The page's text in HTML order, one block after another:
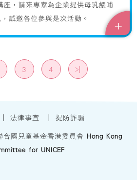
座，請來專家為企業提供母乳餵哺
誠邀各位參與是次活動。
+
3 4 >|
法律事宜 提防詐騙
合國兒童基金香港委員會
Hong Kong
for UNICEF